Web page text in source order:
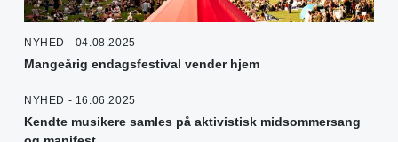
NYHED - 04.08.2025
Mangeårig endagsfestival vender hjem
NYHED - 16.06.2025
Kendte musikere samles på aktivistisk midsommersang